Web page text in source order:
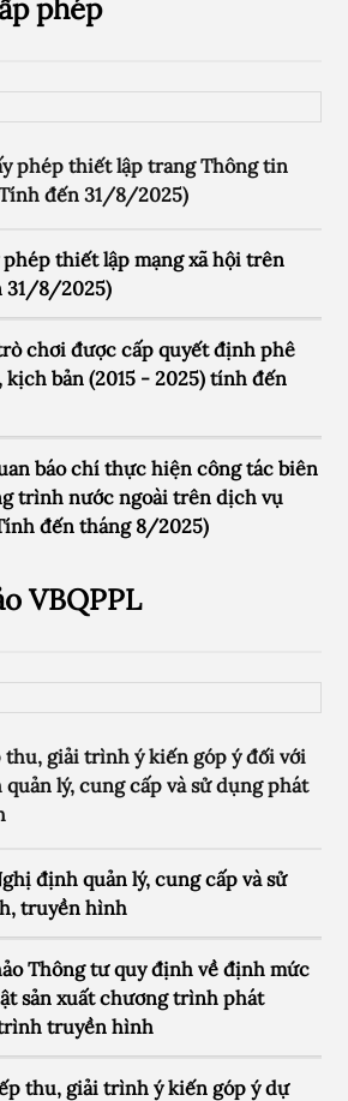
phép
phép thiết lập trang Thông tin
đến 31/8/2025)
phép thiết lập mạng xã hội trên
31/8/2025)
chơi được cấp quyết định phê
bản (2015 - 2025) tính đến
báo chí thực hiện công tác biên
trình nước ngoài trên dịch vụ
đến tháng 8/2025)
VBQPPL
thu, giải trình ý kiến góp ý đối với
lý, cung cấp và sử dụng phát
định quản lý, cung cấp và sử
truyền hình
Thông tư quy định về định mức
sản xuất chương trình phát
truyền hình
thu, giải trình ý kiến góp ý dự